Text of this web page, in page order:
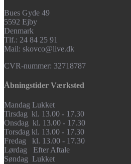
Bues Gyde 49
5592 Ejby
Denmark
Tlf.: 24 84 25 91
Mail: skovco@live.dk
CVR-nummer: 32718787
Åbningstider Værksted
Mandag Lukket
Tirsdag kl. 13.00 - 17.30
Onsdag kl. 13.00 - 17.30
Torsdag kl. 13.00 - 17.30
Fredag kl. 13.00 - 17.30
Lørdag Efter Aftale
Søndag Lukket